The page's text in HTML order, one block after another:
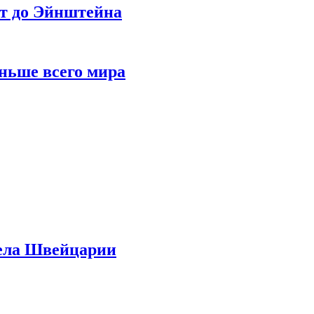
до Эйнштейна
всего мира
Швейцарии